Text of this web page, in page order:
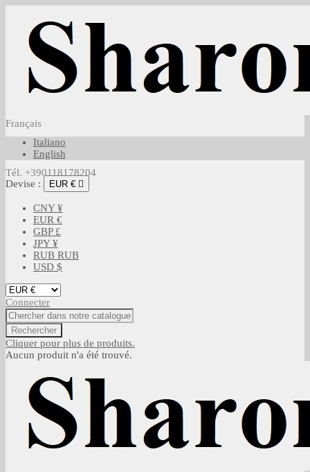
Français
Italiano
English
Tél. +390118178204
Devise :
EUR € 
CNY ¥
EUR €
GBP £
JPY ¥
RUB RUB
USD $
Connecter
Rechercher
Cliquer pour plus de produits.
Aucun produit n'a été trouvé.